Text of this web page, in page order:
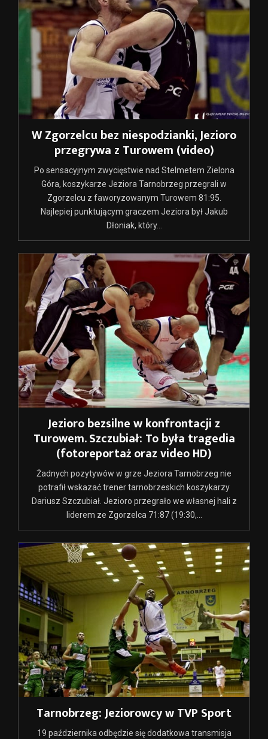
W Zgorzelcu bez niespodzianki, Jezioro
przegrywa z Turowem (video)
Po sensacyjnym zwycięstwie nad Stelmetem Zielona
Góra, koszykarze Jeziora Tarnobrzeg przegrali w
Zgorzelcu z faworyzowanym Turowem 81:95.
Najlepiej punktującym graczem Jeziora był Jakub
Dłoniak, który...
Jezioro bezsilne w konfrontacji z
Turowem. Szczubiał: To była tragedia
(fotoreportaż oraz video HD)
Żadnych pozytywów w grze Jeziora Tarnobrzeg nie
potrafił wskazać trener tarnobrzeskich koszykarzy
Dariusz Szczubiał. Jezioro przegrało we własnej hali z
liderem ze Zgorzelca 71:87 (19:30,...
Tarnobrzeg: Jeziorowcy w TVP Sport
19 października odbędzie się dodatkowa transmisja